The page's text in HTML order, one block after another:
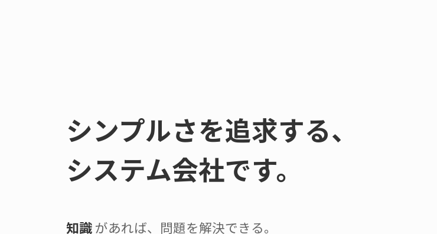
シンプルさを追求する、
システム会社です。
知識があれば、問題を解決できる。